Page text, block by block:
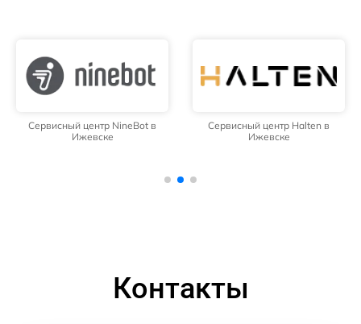
Сервисный центр NineBot в
Ижевске
Сервисный центр Halten в
Ижевске
Контакты